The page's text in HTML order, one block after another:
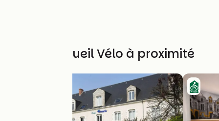
Autres Accueil Vélo à proximité